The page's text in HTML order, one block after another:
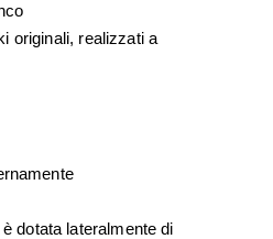
originali, realizzati a
dotata lateralmente di